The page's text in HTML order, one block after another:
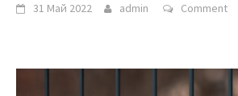
31 Май 2022 admin Comment